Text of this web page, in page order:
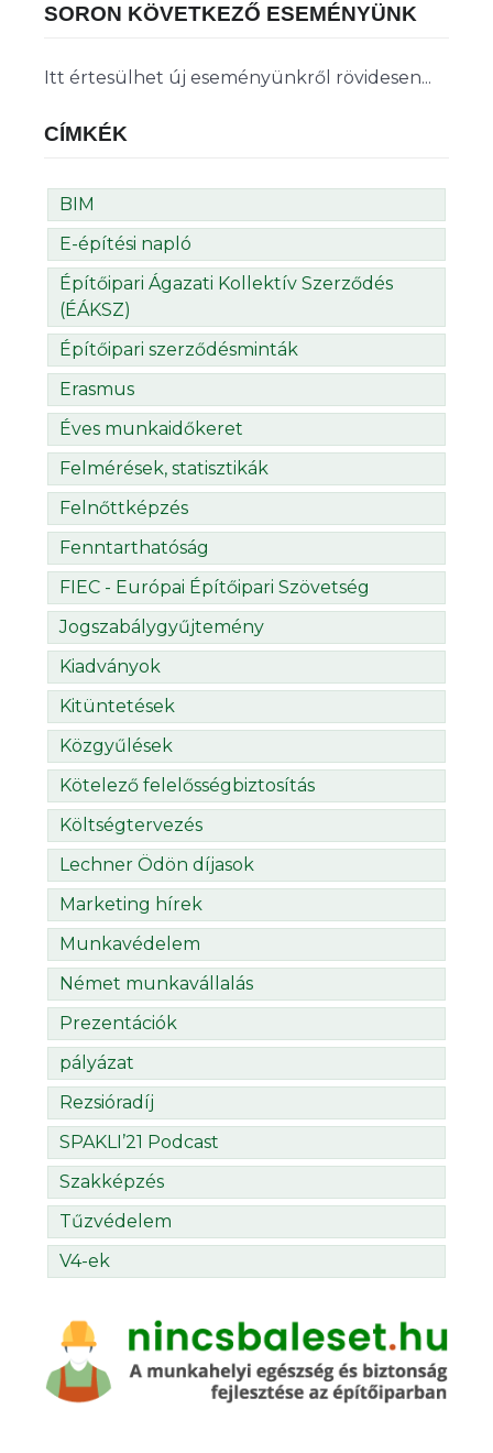
SORON KÖVETKEZŐ ESEMÉNYÜNK
Itt értesülhet új eseményünkről rövidesen...
CÍMKÉK
BIM
E-építési napló
Építőipari Ágazati Kollektív Szerződés
(ÉÁKSZ)
Építőipari szerződésminták
Erasmus
Éves munkaidőkeret
Felmérések, statisztikák
Felnőttképzés
Fenntarthatóság
FIEC - Európai Építőipari Szövetség
Jogszabálygyűjtemény
Kiadványok
Kitüntetések
Közgyűlések
Kötelező felelősségbiztosítás
Költségtervezés
Lechner Ödön díjasok
Marketing hírek
Munkavédelem
Német munkavállalás
Prezentációk
pályázat
Rezsióradíj
SPAKLI’21 Podcast
Szakképzés
Tűzvédelem
V4-ek